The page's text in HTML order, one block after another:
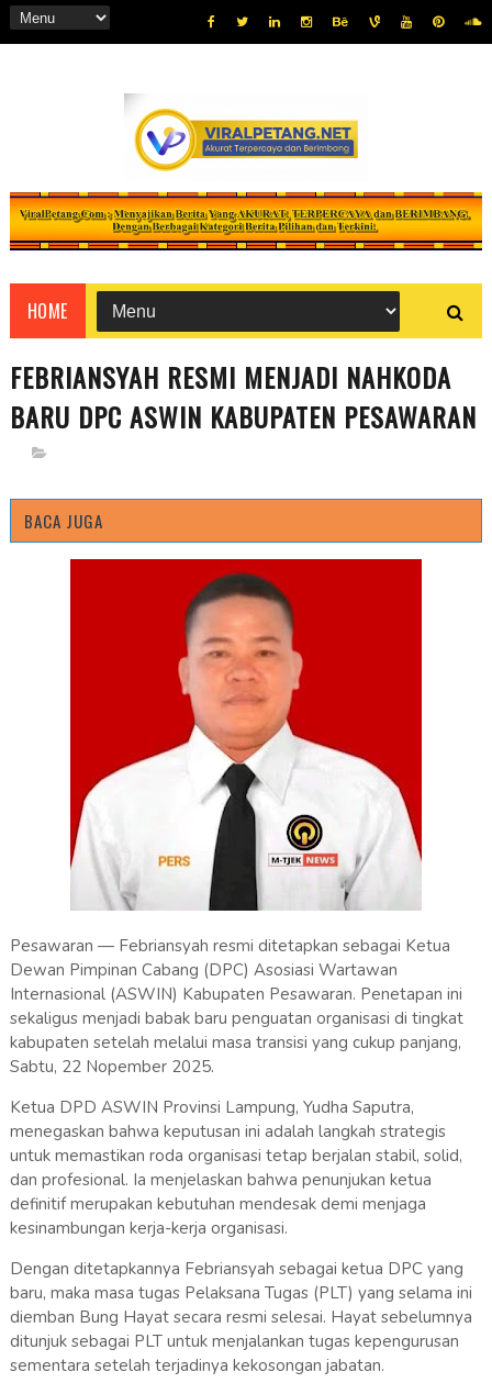
HOME
FEBRIANSYAH RESMI MENJADI NAHKODA
BARU DPC ASWIN KABUPATEN PESAWARAN
BACA JUGA
Pesawaran — Febriansyah resmi ditetapkan sebagai Ketua
Dewan Pimpinan Cabang (DPC) Asosiasi Wartawan
Internasional (ASWIN) Kabupaten Pesawaran. Penetapan ini
sekaligus menjadi babak baru penguatan organisasi di tingkat
kabupaten setelah melalui masa transisi yang cukup panjang,
Sabtu, 22 Nopember 2025.
Ketua DPD ASWIN Provinsi Lampung, Yudha Saputra,
menegaskan bahwa keputusan ini adalah langkah strategis
untuk memastikan roda organisasi tetap berjalan stabil, solid,
dan profesional. Ia menjelaskan bahwa penunjukan ketua
definitif merupakan kebutuhan mendesak demi menjaga
kesinambungan kerja-kerja organisasi.
Dengan ditetapkannya Febriansyah sebagai ketua DPC yang
baru, maka masa tugas Pelaksana Tugas (PLT) yang selama ini
diemban Bung Hayat secara resmi selesai. Hayat sebelumnya
ditunjuk sebagai PLT untuk menjalankan tugas kepengurusan
sementara setelah terjadinya kekosongan jabatan.